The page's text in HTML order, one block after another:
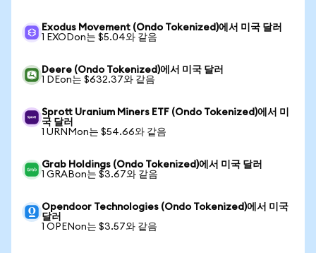
Exodus Movement (Ondo Tokenized)에서 미국 달러
1 EXODon는 $5.04와 같음
Deere (Ondo Tokenized)에서 미국 달러
1 DEon는 $632.37와 같음
Sprott Uranium Miners ETF (Ondo Tokenized)에서 미
국 달러
1 URNMon는 $54.66와 같음
Grab Holdings (Ondo Tokenized)에서 미국 달러
1 GRABon는 $3.67와 같음
Opendoor Technologies (Ondo Tokenized)에서 미국
달러
1 OPENon는 $3.57와 같음